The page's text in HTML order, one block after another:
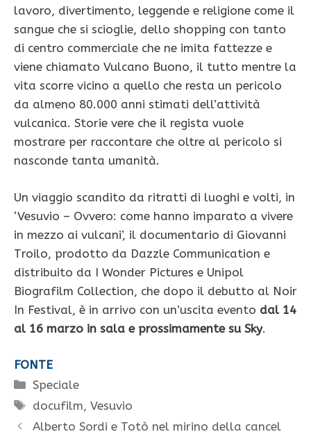
lavoro, divertimento, leggende e religione come il
sangue che si scioglie, dello shopping con tanto
di centro commerciale che ne imita fattezze e
viene chiamato Vulcano Buono, il tutto mentre la
vita scorre vicino a quello che resta un pericolo
da almeno 80.000 anni stimati dell’attività
vulcanica. Storie vere che il regista vuole
mostrare per raccontare che oltre al pericolo si
nasconde tanta umanità.
Un viaggio scandito da ritratti di luoghi e volti, in
‘Vesuvio – Ovvero: come hanno imparato a vivere
in mezzo ai vulcani’, il documentario di Giovanni
Troilo, prodotto da Dazzle Communication e
distribuito da I Wonder Pictures e Unipol
Biografilm Collection, che dopo il debutto al Noir
In Festival, è in arrivo con un’uscita evento dal 14
al 16 marzo in sala e prossimamente su Sky.
FONTE
Categorie
Speciale
Tag
docufilm,Vesuvio
Alberto Sordi e Totò nel mirino della cancel